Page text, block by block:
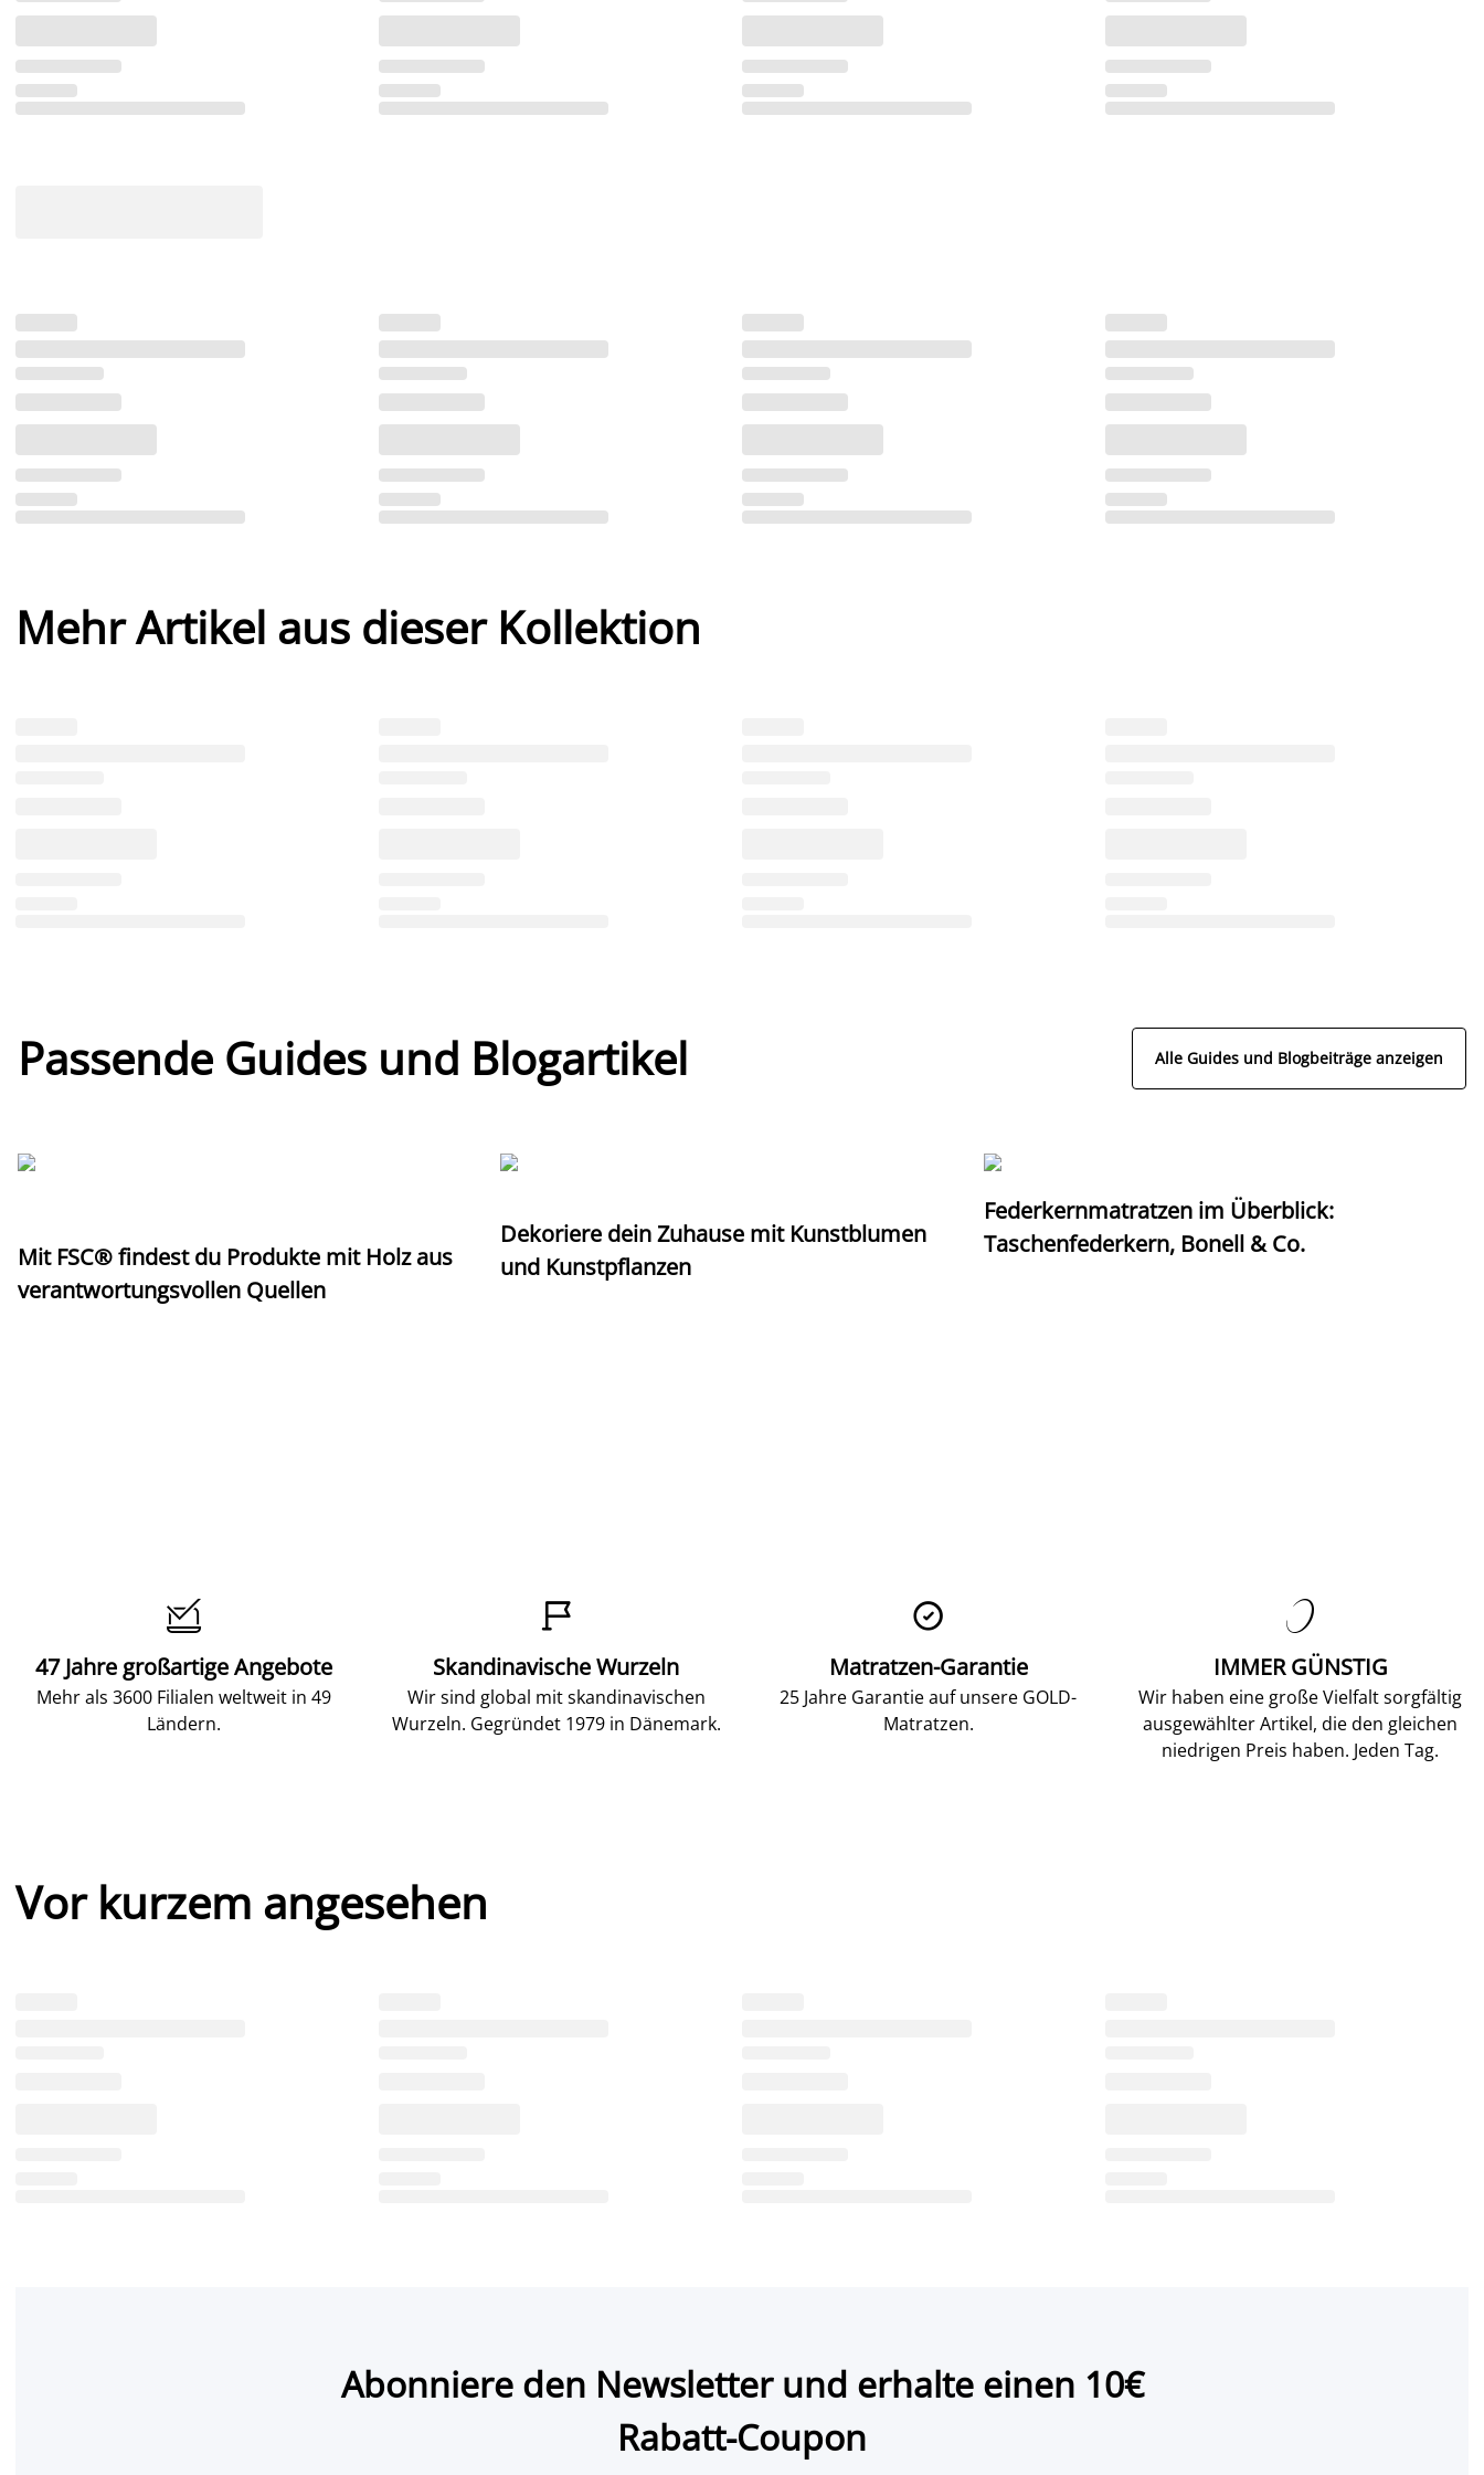
Mehr Artikel aus dieser Kollektion
Passende Guides und Blogartikel Alle Guides und Blogbeiträge anzeigen
Mit FSC® findest du Produkte mit Holz aus
verantwortungsvollen Quellen
Dekoriere dein Zuhause mit Kunstblumen
und Kunstpflanzen
Federkernmatratzen im Überblick:
Taschenfederkern, Bonell & Co.

47 Jahre großartige Angebote
Mehr als 3600 Filialen weltweit in 49
Ländern.

Skandinavische Wurzeln
Wir sind global mit skandinavischen
Wurzeln. Gegründet 1979 in Dänemark.

Matratzen-Garantie
25 Jahre Garantie auf unsere GOLD-
Matratzen.

IMMER GÜNSTIG
Wir haben eine große Vielfalt sorgfältig
ausgewählter Artikel, die den gleichen
niedrigen Preis haben. Jeden Tag.
Vor kurzem angesehen
Abonniere den Newsletter und erhalte einen 10€
Rabatt-Coupon